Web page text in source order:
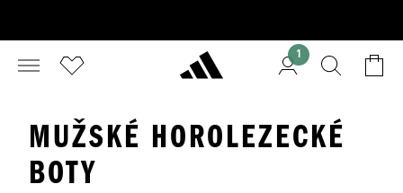
1
MUŽSKÉ HOROLEZECKÉ
BOTY